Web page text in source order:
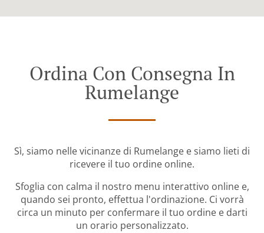
Ordina Con Consegna In
Rumelange
Sì, siamo nelle vicinanze di Rumelange e siamo lieti di
ricevere il tuo ordine online.
Sfoglia con calma il nostro menu interattivo online e,
quando sei pronto, effettua l'ordinazione. Ci vorrà
circa un minuto per confermare il tuo ordine e darti
un orario personalizzato.